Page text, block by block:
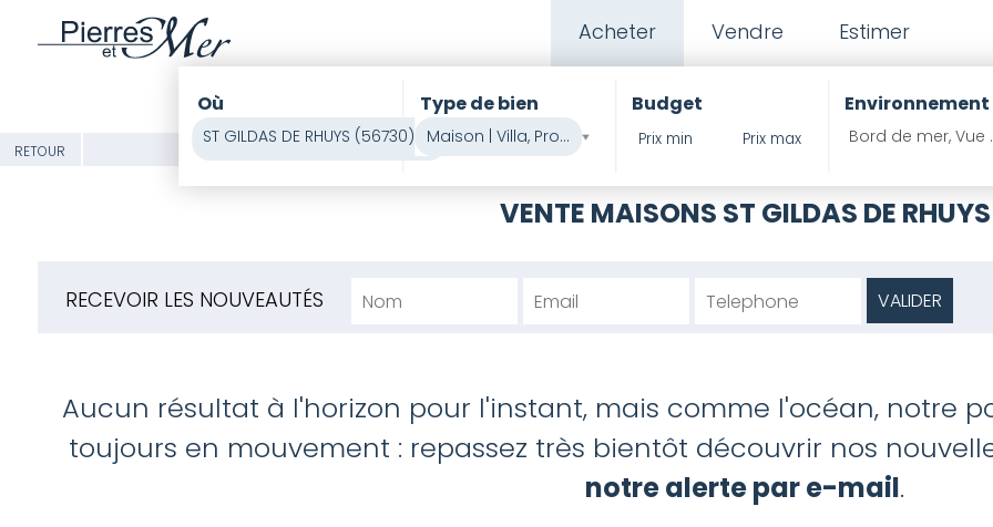
Acheter Vendre Estimer
Où
×
ST GILDAS DE RHUYS (56730)
Type de bien
Maison | Villa, Propriété
Budget Environnement
Bord de mer, Vue
RETOUR PIERRES ET MER>IMMOBILIER >
VENTE MAISONS ST GILDAS DE RHUYS
RECEVOIR LES NOUVEAUTÉS
Aucun résultat à l'horizon pour l'instant, mais comme l'océan, notre
toujours en mouvement : repassez très bientôt découvrir nos
notre alerte par e-mail.